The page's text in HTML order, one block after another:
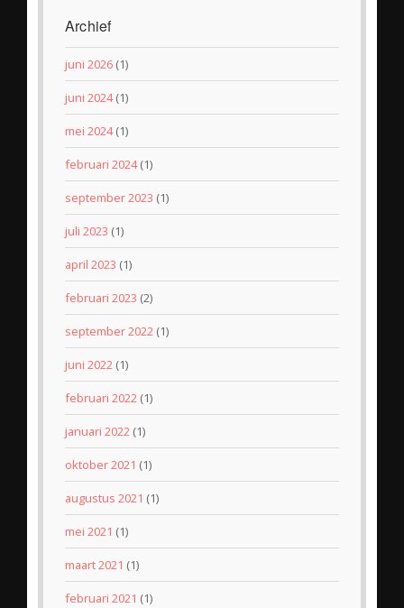
Archief
juni 2026 (1)
juni 2024(1)
mei 2024(1)
februari 2024(1)
september 2023 (1)
juli 2023 (1)
april 2023 (1)
februari 2023 (2)
september 2022 (1)
juni 2022 (1)
februari 2022 (1)
januari 2022 (1)
oktober 2021 (1)
augustus 2021 (1)
mei 2021 (1)
maart 2021 (1)
februari 2021 (1)